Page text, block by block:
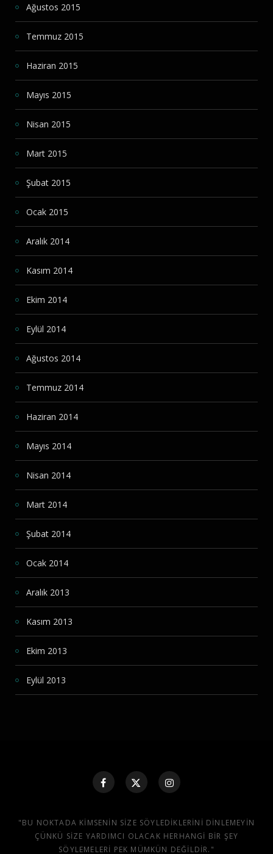
Ağustos 2015
Temmuz 2015
Haziran 2015
Mayıs 2015
Nisan 2015
Mart 2015
Şubat 2015
Ocak 2015
Aralık 2014
Kasım 2014
Ekim 2014
Eylül 2014
Ağustos 2014
Temmuz 2014
Haziran 2014
Mayıs 2014
Nisan 2014
Mart 2014
Şubat 2014
Ocak 2014
Aralık 2013
Kasım 2013
Ekim 2013
Eylül 2013
"BU NOKTADA KIMSENIN SIZE SÖYLEDIKLERINI DINLEMEYIN
ÇÜNKÜ SIZE YARDIMCI OLACAK HERHANGI BIR ŞEY
SÖYLEMELERI PEK MÜMKÜN DEĞILDIR."